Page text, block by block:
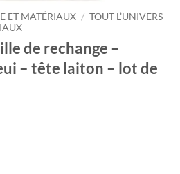
ET MATÉRIAUX / TOUT L’UNIVERS
de rechange –
– tête laiton – lot de